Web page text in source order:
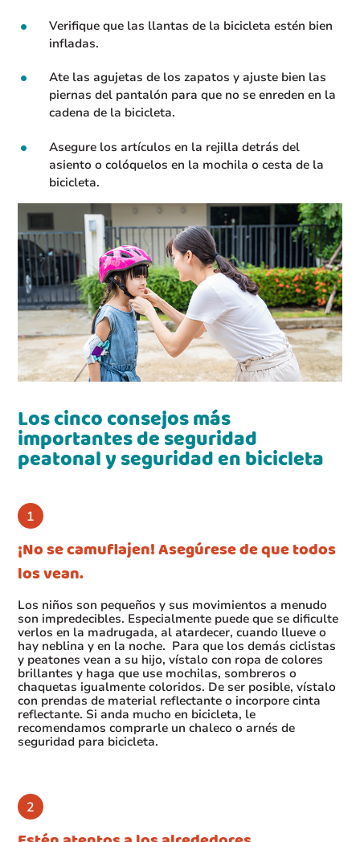
Verifique que las llantas de la bicicleta estén bien
infladas.
Ate las agujetas de los zapatos y ajuste bien las
piernas del pantalón para que no se enreden en la
cadena de la bicicleta.
Asegure los artículos en la rejilla detrás del
asiento o colóquelos en la mochila o cesta de la
bicicleta.
Los cinco consejos más
importantes de seguridad
peatonal y seguridad en bicicleta
¡No se camuflajen! Asegúrese de que todos
los vean.
Los niños son pequeños y sus movimientos a menudo
son impredecibles. Especialmente puede que se dificulte
verlos en la madrugada, al atardecer, cuando llueve o
hay neblina y en la noche. Para que los demás ciclistas
y peatones vean a su hijo, vístalo con ropa de colores
brillantes y haga que use mochilas, sombreros o
chaquetas igualmente coloridos. De ser posible, vístalo
con prendas de material reflectante o incorpore cinta
reflectante. Si anda mucho en bicicleta, le
recomendamos comprarle un chaleco o arnés de
seguridad para bicicleta.